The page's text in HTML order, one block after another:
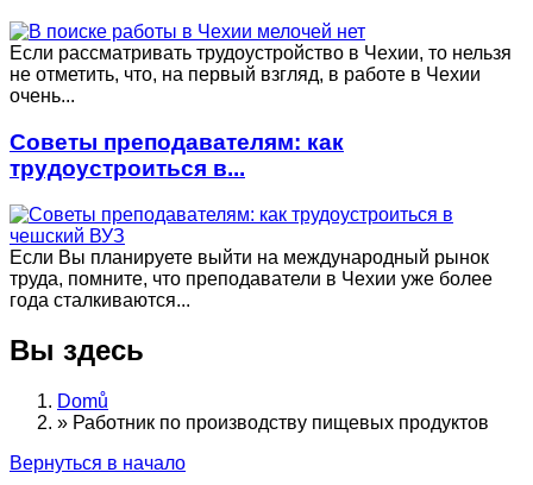
Если рассматривать трудоустройство в Чехии, то нельзя
не отметить, что, на первый взгляд, в работе в Чехии
очень...
Советы преподавателям: как
трудоустроиться в...
Если Вы планируете выйти на международный рынок
труда, помните, что преподаватели в Чехии уже более
года сталкиваются...
Вы здесь
Domů
» Работник по производству пищевых продуктов
Вернуться в начало